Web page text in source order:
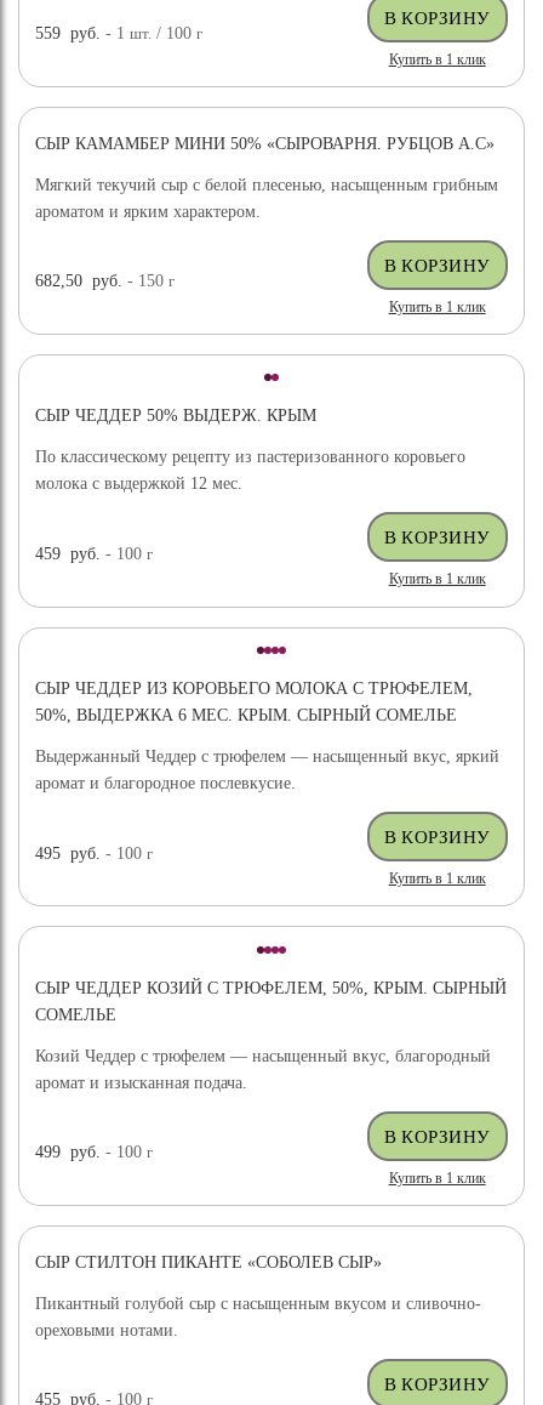
559 руб. - 1шт. / 100г
Купить в 1 клик
СЫР КАМАМБЕР МИНИ 50% «СЫРОВАРНЯ. РУБЦОВ А.С»
Мягкий текучий сыр с белой плесенью, насыщенным грибным
ароматом и ярким характером.
682,50 руб. - 150г
Купить в 1 клик
СЫР ЧЕДДЕР 50% ВЫДЕРЖ. КРЫМ
По классическому рецепту из пастеризованного коровьего
молока с выдержкой 12 мес.
459 руб. - 100г
Купить в 1 клик
СЫР ЧЕДДЕР ИЗ КОРОВЬЕГО МОЛОКА С ТРЮФЕЛЕМ,
50%, ВЫДЕРЖКА 6 МЕС. КРЫМ. СЫРНЫЙ СОМЕЛЬЕ
Выдержанный Чеддер с трюфелем — насыщенный вкус, яркий
аромат и благородное послевкусие.
495 руб. - 100г
Купить в 1 клик
СЫР ЧЕДДЕР КОЗИЙ С ТРЮФЕЛЕМ, 50%, КРЫМ. СЫРНЫЙ
СОМЕЛЬЕ
Козий Чеддер с трюфелем — насыщенный вкус, благородный
аромат и изысканная подача.
499 руб. - 100г
Купить в 1 клик
СЫР СТИЛТОН ПИКАНТЕ «СОБОЛЕВ СЫР»
Пикантный голубой сыр с насыщенным вкусом и сливочно-
ореховыми нотами.
455 руб. - 100г